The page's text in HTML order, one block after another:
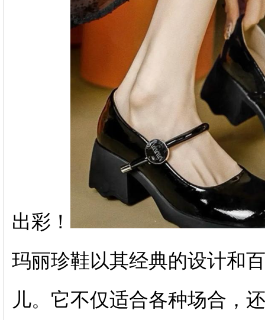
出彩！
玛丽珍鞋以其经典的设计和
儿。它不仅适合各种场合，